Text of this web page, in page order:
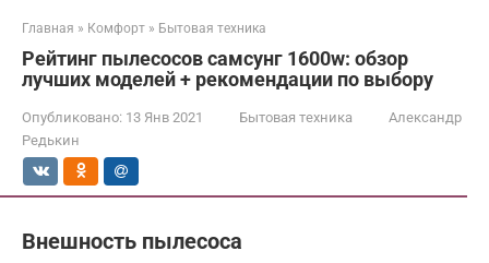
Главная » Комфорт » Бытовая техника
Рейтинг пылесосов самсунг 1600w: обзор
лучших моделей + рекомендации по выбору
Опубликовано: 13 Янв 2021 Бытовая техника
Александр
Редькин
Внешность пылесоса